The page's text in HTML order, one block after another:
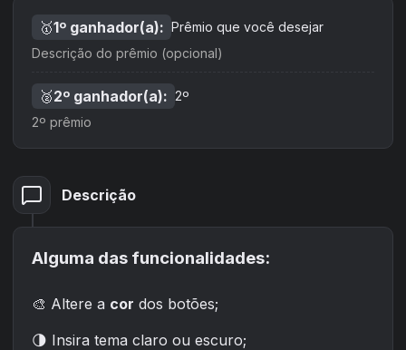
🥇1º ganhador(a): Prêmio que você desejar
Descrição do prêmio (opcional)
🥈2º ganhador(a): 2º
2º prêmio
Descrição
Alguma das funcionalidades:
🎨 Altere a cor dos botões;
🌗 Insira tema claro ou escuro;